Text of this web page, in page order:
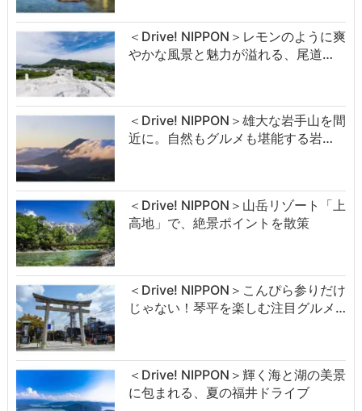
＜Drive! NIPPON＞レモンのように爽
やかな風景と魅力が溢れる、尾道…
＜Drive! NIPPON＞雄大な岩手山を間
近に。自然もグルメも堪能する岩…
＜Drive! NIPPON＞山岳リゾート「上
高地」で、絶景ポイントを散策
＜Drive! NIPPON＞こんぴら参りだけ
じゃない！琴平を楽しむ注目グルメ…
＜Drive! NIPPON＞輝く海と湖の美景
に包まれる、夏の福井ドライブ